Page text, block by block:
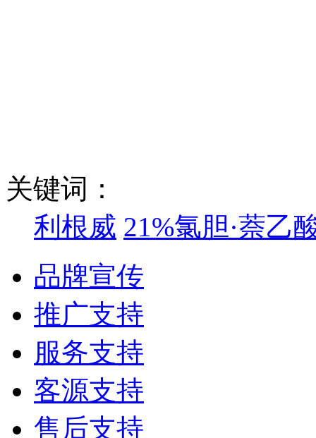
关键词：
利根威 21%氯胆·萘乙
品牌宣传
推广支持
服务支持
客源支持
售后支持